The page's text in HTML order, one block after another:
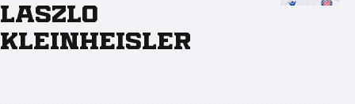
Laszlo
Kleinheisler